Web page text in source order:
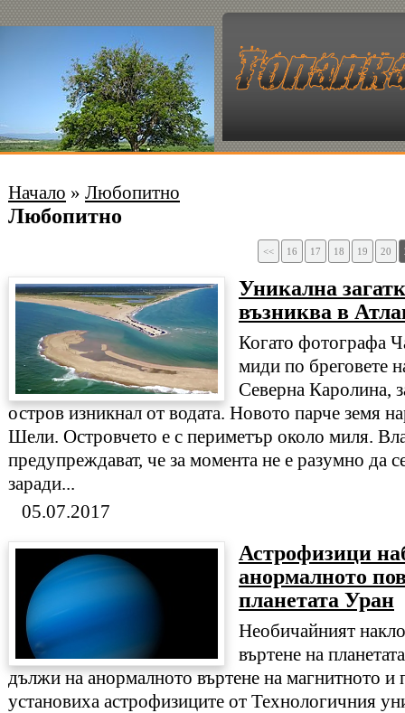
Начало » Любопитно
Любопитно
<< 16 17 18 19 20
Уникална
възниква в
Когато фотографа
миди по бреговете
Северна Каролина,
остров изникнал от водата. Новото парче земя
Шели. Островчето е с периметър около миля.
предупреждават, че за момента не е разумно да
заради...
05.07.2017
Астрофизици
анормалното
планетата Уран
Необичайният
въртене на
дължи на анормалното въртене на магнитното и
установиха астрофизиците от Технологичния